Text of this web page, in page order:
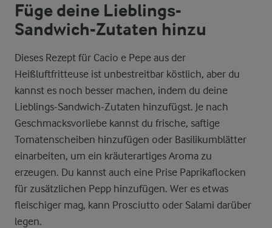
Füge deine Lieblings-
Sandwich-Zutaten hinzu
Dieses Rezept für Cacio e Pepe aus der
Heißluftfritteuse ist unbestreitbar köstlich, aber du
kannst es noch besser machen, indem du deine
Lieblings-Sandwich-Zutaten hinzufügst. Je nach
Geschmacksvorliebe kannst du frische, saftige
Tomatenscheiben hinzufügen oder Basilikumblätter
einarbeiten, um ein kräuterartiges Aroma zu
erzeugen. Du kannst auch eine Prise Paprikaflocken
für zusätzlichen Pepp hinzufügen. Wer es etwas
fleischiger mag, kann Prosciutto oder Salami darüber
legen.